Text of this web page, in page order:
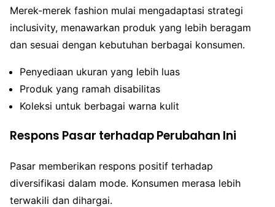
Merek-merek fashion mulai mengadaptasi strategi
inclusivity, menawarkan produk yang lebih beragam
dan sesuai dengan kebutuhan berbagai konsumen.
Penyediaan ukuran yang lebih luas
Produk yang ramah disabilitas
Koleksi untuk berbagai warna kulit
Respons Pasar terhadap Perubahan Ini
Pasar memberikan respons positif terhadap
diversifikasi dalam mode. Konsumen merasa lebih
terwakili dan dihargai.